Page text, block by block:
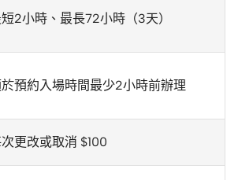
2小時、最長72小時（3天）
預約入場時間最少2小時前辦理
更改或取消 $100